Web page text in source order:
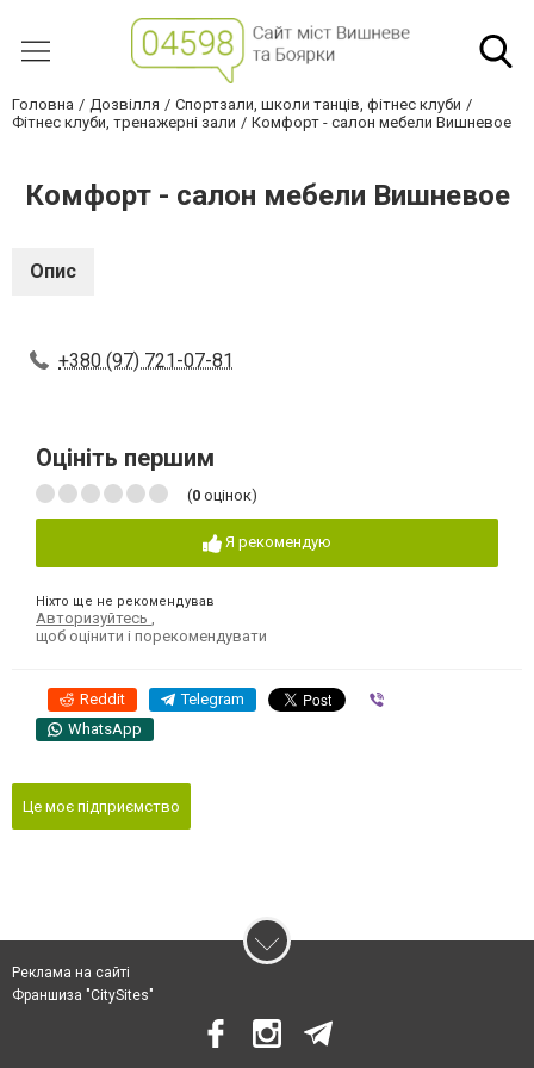
Головна Дозвілля
Спортзали, школи танців, фітнес клуби
Фітнес клуби, тренажерні зали
Комфорт - салон мебели Вишневое
Комфорт - салон мебели Вишневое
Опис
+380 (97) 721-07-81
Оцініть першим
(0 оцінок)
Я рекомендую
Ніхто ще не рекомендував
Авторизуйтесь
щоб оцінити і порекомендувати
Reddit Telegram
WhatsApp
Це моє підприємство
Реклама на сайті
Франшиза "CitySites"